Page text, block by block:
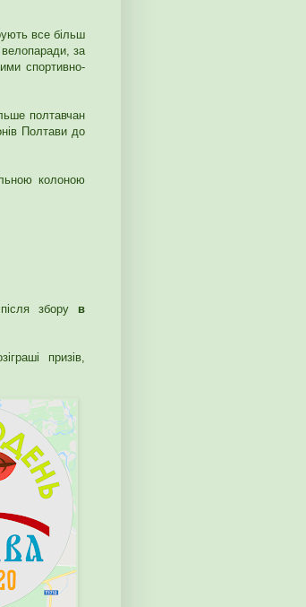
все більш
за
спортивно-
полтавчан
Полтави до
колоною
збору в
призів,